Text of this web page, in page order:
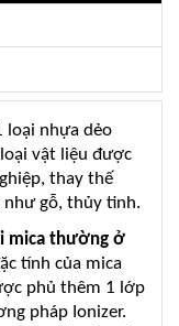
loại nhựa dẻo
vật liệu được
thay thế
gỗ, thủy tinh.
mica thường ở
tính của mica
phủ thêm 1 lớp
pháp Ionizer.